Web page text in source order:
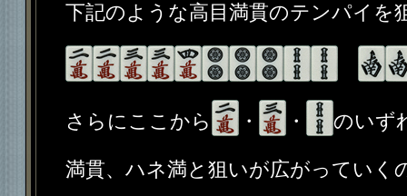
下記のような高目満貫のテンパイを
さらにここから ・ ・ のいず
満貫、ハネ満と狙いが広がっていく